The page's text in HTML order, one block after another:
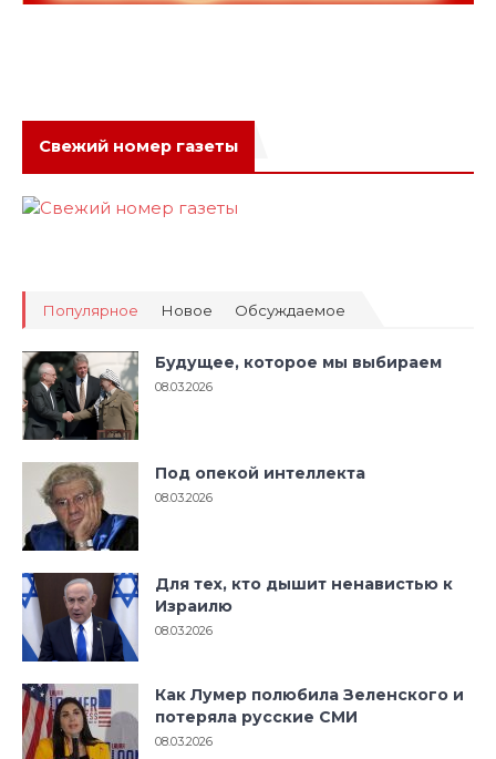
Свежий номер газеты
Популярное Новое Обсуждаемое
Будущее, которое мы выбираем
08.03.2026
Под опекой интеллекта
08.03.2026
Для тех, кто дышит ненавистью к
Израилю
08.03.2026
Как Лумер полюбила Зеленского и
потеряла русские СМИ
08.03.2026